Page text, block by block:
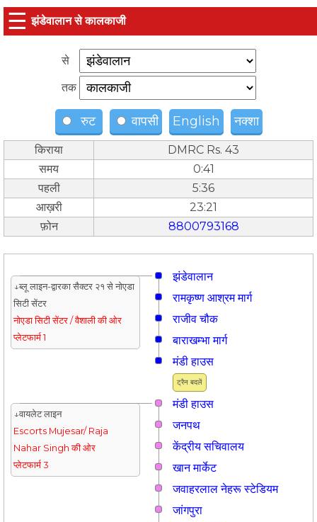
☰ झंडेवालान से कालकाजी
से
तक
रुट वापसी English नक्शा
किराया
DMRC Rs. 43
समय
0:41
पहली
5:36
आख़री
23:21
फ़ोन
8800793168
झंडेवालान
↓ब्लू लाइन-द्वारका सैक्टर २१ से नोएडा
सिटी सेंटर
नोएडा सिटी सेंटर / वैशाली की ओर
प्लेटफार्म 1
रामकृष्ण आश्रम मार्ग
राजीव चौक
बाराखम्भा मार्ग
ट्रैन बदलें
मंडी हाउस
मंडी हाउस
↓वायलेट लाइन
Escorts Mujesar/ Raja
Nahar Singh की ओर
प्लेटफार्म 3
जनपथ
केंद्रीय सचिवालय
खान मार्केट
जवाहरलाल नेहरू स्टेडियम
जांगपुरा